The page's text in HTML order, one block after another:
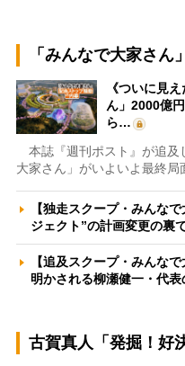
「みんなで大家さ
《ついに見
ん」2000億
ら…
本誌『週刊ポスト』が追及
大家さん」がいよいよ最終
【独走スクープ・みんな
ジェクト”の計画変更の裏
【追及スクープ・みんな
明かされる柳瀬健一・代
古賀真人「発掘！好